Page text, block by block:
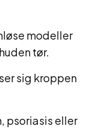
modeller
tør.
sig kroppen
psoriasis eller